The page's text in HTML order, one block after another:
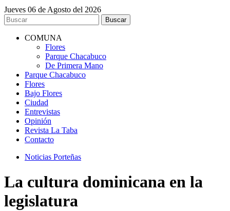
Jueves 06 de Agosto del 2026
COMUNA
Flores
Parque Chacabuco
De Primera Mano
Parque Chacabuco
Flores
Bajo Flores
Ciudad
Entrevistas
Opinión
Revista La Taba
Contacto
Noticias Porteñas
La cultura dominicana en la
legislatura